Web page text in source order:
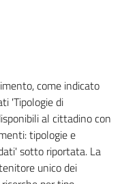
come indicato
'Tipologie di
al cittadino con
tipologie e
sotto riportata. La
unico dei